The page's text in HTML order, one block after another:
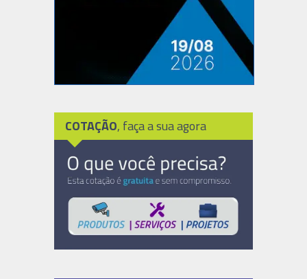
COTAÇÃO, faça a sua agora